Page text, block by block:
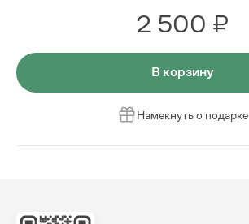
2 500 ₽
В корзину
Намекнуть о подарке